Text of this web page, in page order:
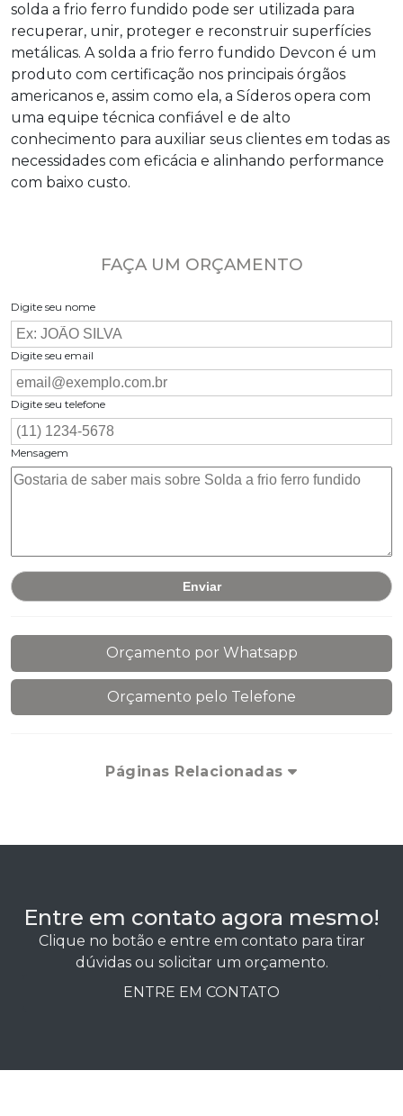
solda a frio ferro fundido pode ser utilizada para
recuperar, unir, proteger e reconstruir superfícies
metálicas. Asolda a frio ferro fundido Devcon é um
produto com certificação nos principais órgãos
americanos e, assim como ela, a Síderos opera com
uma equipe técnica confiável e de alto
conhecimento para auxiliar seus clientes em todas as
necessidades com eficácia e alinhando performance
com baixo custo.
FAÇA UM ORÇAMENTO
Digite seu nome
Digite seu email
Digite seu telefone
Mensagem
Orçamento por Whatsapp
Orçamento pelo Telefone
Páginas Relacionadas
Entre em contato agora mesmo!
Clique no botão e entre em contato para tirar
dúvidas ou solicitar um orçamento.
ENTRE EM CONTATO